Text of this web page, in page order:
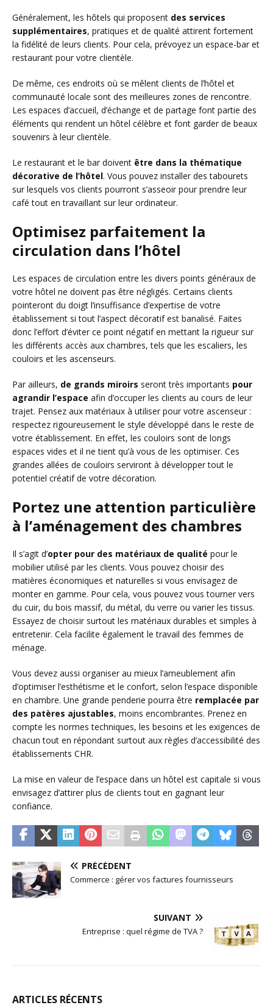
Généralement, les hôtels qui proposent des services
supplémentaires, pratiques et de qualité attirent fortement
la fidélité de leurs clients. Pour cela, prévoyez un espace-bar et
restaurant pour votre clientèle.
De même, ces endroits où se mêlent clients de l’hôtel et
communauté locale sont des meilleures zones de rencontre.
Les espaces d’accueil, d’échange et de partage font partie des
éléments qui rendent un hôtel célèbre et font garder de beaux
souvenirs à leur clientèle.
Le restaurant et le bar doivent être dans la thématique
décorative de l’hôtel. Vous pouvez installer des tabourets
sur lesquels vos clients pourront s’asseoir pour prendre leur
café tout en travaillant sur leur ordinateur.
Optimisez parfaitement la
circulation dans l’hôtel
Les espaces de circulation entre les divers points généraux de
votre hôtel ne doivent pas être négligés. Certains clients
pointeront du doigt l’insuffisance d’expertise de votre
établissement si tout l’aspect décoratif est banalisé. Faites
donc l’effort d’éviter ce point négatif en mettant la rigueur sur
les différents accès aux chambres, tels que les escaliers, les
couloirs et les ascenseurs.
Par ailleurs, de grands miroirs seront très importants pour
agrandir l’espace afin d’occuper les clients au cours de leur
trajet. Pensez aux matériaux à utiliser pour votre ascenseur :
respectez rigoureusement le style développé dans le reste de
votre établissement. En effet, les couloirs sont de longs
espaces vides et il ne tient qu’à vous de les optimiser. Ces
grandes allées de couloirs serviront à développer tout le
potentiel créatif de votre décoration.
Portez une attention particulière
à l’aménagement des chambres
Il s’agit d’opter pour des matériaux de qualité pour le
mobilier utilisé par les clients. Vous pouvez choisir des
matières économiques et naturelles si vous envisagez de
monter en gamme. Pour cela, vous pouvez vous tourner vers
du cuir, du bois massif, du métal, du verre ou varier les tissus.
Essayez de choisir surtout les matériaux durables et simples à
entretenir. Cela facilite également le travail des femmes de
ménage.
Vous devez aussi organiser au mieux l’ameublement afin
d’optimiser l’esthétisme et le confort, selon l’espace disponible
en chambre. Une grande penderie pourra être remplacée par
des patères ajustables, moins encombrantes. Prenez en
compte les normes techniques, les besoins et les exigences de
chacun tout en répondant surtout aux règles d’accessibilité des
établissements CHR.
La mise en valeur de l’espace dans un hôtel est capitale si vous
envisagez d’attirer plus de clients tout en gagnant leur
confiance.
PRÉCÉDENT
Commerce : gérer vos factures fournisseurs
SUIVANT
Entreprise : quel régime de TVA ?
ARTICLES RÉCENTS